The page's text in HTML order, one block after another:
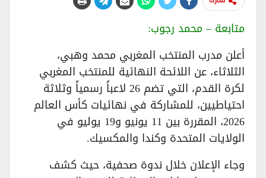
متابعة – محمد رجوب:
أعلن مدرب المنتخب المغربي محمد وهبي،
الثلاثاء، عن اللائحة النهائية للمنتخب المغربي
لكرة القدم، التي تضم 26 لاعباً رسمياً وثلاثة
احتياطيين، للمشاركة في نهائيات كأس العالم
2026، المقررة بين 11 يونيو و19 يوليو في
الولايات المتحدة وكندا والمكسيك.
وجاء الإعلان خلال ندوة صحفية، حيث كشف